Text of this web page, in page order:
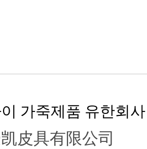
가죽제품 유한회사
皮具有限公司